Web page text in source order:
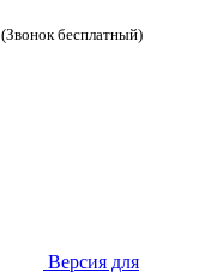
(Звонок бесплатный)
Версия для